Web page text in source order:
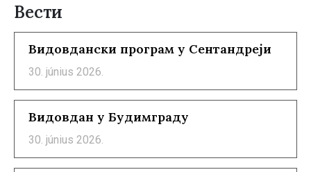
Вести
Видовдански програм у Сентандреји
30. június 2026.
Видовдан у Будимграду
30. június 2026.